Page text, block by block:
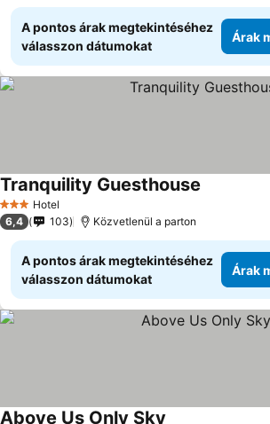
A pontos árak megtekintéséhez
válasszon dátumokat
Árak
3 Kategória
Hotel
Tranquility Guesthouse
6,4 103 Közvetlenül a parton
A pontos árak megtekintéséhez
válasszon dátumokat
Árak
Above Us Only Sky